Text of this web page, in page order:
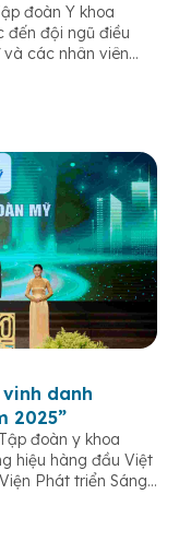
đoàn Y khoa
đến đội ngũ điều
và các nhân viên
danh
2025”
đoàn y khoa
hiệu hàng đầu Việt
Phát triển Sáng